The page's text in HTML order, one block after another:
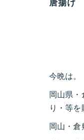
唐揚げ
今晩は。
岡山県
り・等
岡山・倉